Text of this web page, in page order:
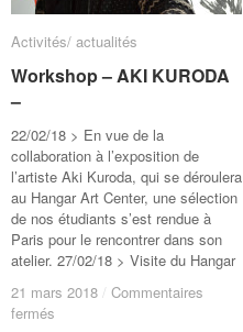
Activités/ actualités
Workshop – AKI KURODA
–
22/02/18 > En vue de la
collaboration à l’exposition de
l’artiste Aki Kuroda, qui se déroulera
au Hangar Art Center, une sélection
de nos étudiants s’est rendue à
Paris pour le rencontrer dans son
atelier. 27/02/18 > Visite du Hangar
21 mars 2018 / Commentaires
fermés
Activités/ actualités
Workshop – AKI KURODA
–
21 mars 2018 / Commentaires
fermés